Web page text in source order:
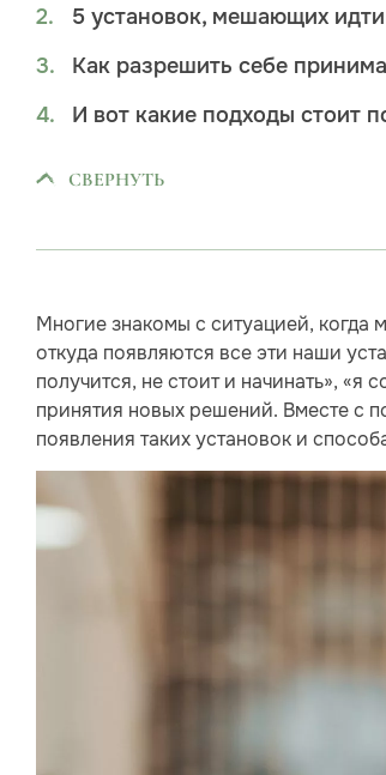
5 установок, мешающих
Как разрешить себе
И вот какие подходы стоит
СВЕРНУТЬ
Многие знакомы с ситуацией,
откуда появляются все эти наши
получится, не стоит и начинать», «я
принятия новых решений. Вместе с
появления таких установок и